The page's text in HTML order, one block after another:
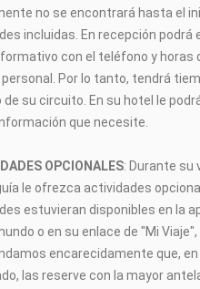
no se encontrará hasta el
incluidas. En recepción podrá
con el teléfono y horas
Por lo tanto, tendrá
de su circuito. En su hotel le
que necesite.
OPCIONALES: Durante su
le ofrezca actividades
estuvieran disponibles en la
o en su enlace de "Mi Viaje",
encarecidamente que,
las reserve con la mayor